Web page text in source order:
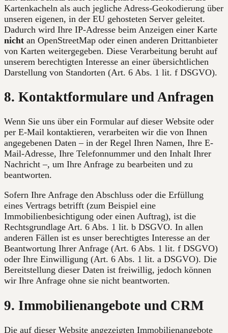
Kartenkacheln als auch jegliche Adress-Geokodierung über
unseren eigenen, in der EU gehosteten Server geleitet.
Dadurch wird Ihre IP-Adresse beim Anzeigen einer Karte
nicht an OpenStreetMap oder einen anderen Drittanbieter
von Karten weitergegeben. Diese Verarbeitung beruht auf
unserem berechtigten Interesse an einer übersichtlichen
Darstellung von Standorten (Art. 6 Abs. 1 lit. f DSGVO).
8. Kontaktformulare und Anfragen
Wenn Sie uns über ein Formular auf dieser Website oder
per E-Mail kontaktieren, verarbeiten wir die von Ihnen
angegebenen Daten – in der Regel Ihren Namen, Ihre E-
Mail-Adresse, Ihre Telefonnummer und den Inhalt Ihrer
Nachricht –, um Ihre Anfrage zu bearbeiten und zu
beantworten.
Sofern Ihre Anfrage den Abschluss oder die Erfüllung
eines Vertrags betrifft (zum Beispiel eine
Immobilienbesichtigung oder einen Auftrag), ist die
Rechtsgrundlage Art. 6 Abs. 1 lit. b DSGVO. In allen
anderen Fällen ist es unser berechtigtes Interesse an der
Beantwortung Ihrer Anfrage (Art. 6 Abs. 1 lit. f DSGVO)
oder Ihre Einwilligung (Art. 6 Abs. 1 lit. a DSGVO). Die
Bereitstellung dieser Daten ist freiwillig, jedoch können
wir Ihre Anfrage ohne sie nicht beantworten.
9. Immobilienangebote und CRM
Die auf dieser Website angezeigten Immobilienangebote